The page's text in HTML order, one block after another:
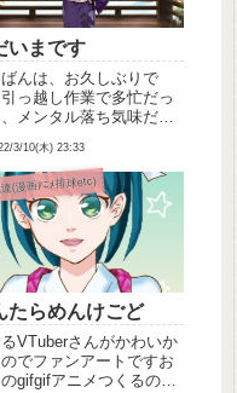
いまです
んは、お久しぶりで
っ越し作業で多忙だっ
メンタル落ち気味だっ
おりました。不在の
神者就任6周年を迎えた
のエナジードリンクを
したりめいっ子ちゃんが
句なのでお祝いイラスト
いて...
3/10(木) 23:33
(漫画ｱﾆﾒ排球etc)
たらめんけごど
VTuberさんがかわいか
でファンアートですお
gifgifアニメつくるの楽